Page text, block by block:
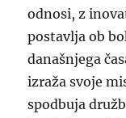
odnosi, z
postavlja ob
današnjega
izraža svoje
spodbuja